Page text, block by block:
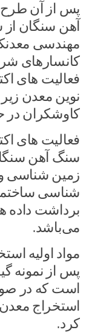
پس از آن
کانسارهای
فعالیت های
نوین معدن
کاوشکران در
فعالیت های
سنگ آهن
شناسی
برداشت داده
می‌باشد.
مواد اولیه
پس از نمونه
است که در
استخراج
کرد.